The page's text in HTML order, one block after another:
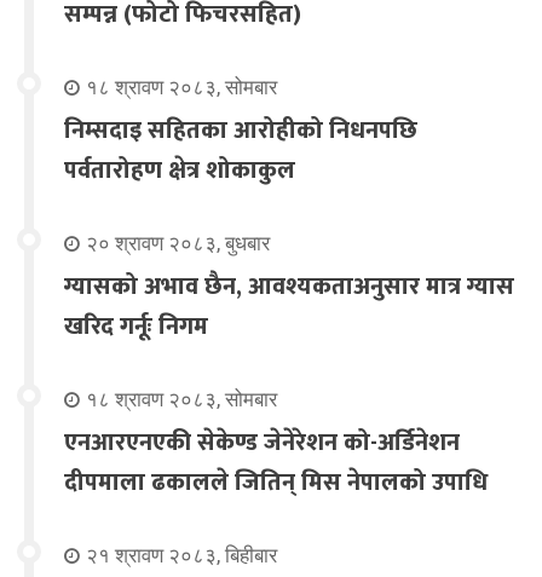
सम्पन्न (फोटो फिचरसहित)
१८ श्रावण २०८३, सोमबार
निम्सदाइ सहितका आरोहीको निधनपछि
पर्वतारोहण क्षेत्र शोकाकुल
२० श्रावण २०८३, बुधबार
ग्यासको अभाव छैन, आवश्यकताअनुसार मात्र ग्यास
खरिद गर्नूः निगम
१८ श्रावण २०८३, सोमबार
एनआरएनएकी सेकेण्ड जेनेरेशन को-अर्डिनेशन
दीपमाला ढकालले जितिन् मिस नेपालको उपाधि
२१ श्रावण २०८३, बिहीबार